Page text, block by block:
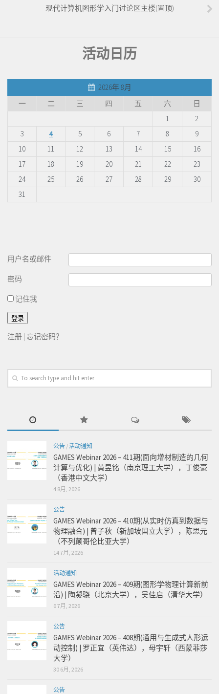
现代计算机图形学入门讨论区主楼(置顶)
活动日历
2026年 8月
一
二 三 四 五 六
日
1
2
3
4 5 6 7 8
9
10
11 12 13 14 15
16
17
18 19 20 21 22
23
24
25 26 27 28 29
30
31
用户名或邮件
密码
记住我
注册 | 忘记密码？
公告 /活动通知
GAMES Webinar 2026 – 411期(面向增材制造的几何
计算与优化) | 黄昱铭（南京理工大学），丁俊豪
（香港中文大学）
4 8月, 2026
公告
GAMES Webinar 2026 – 410期(从实时仿真到数据与
物理融合) | 曾子秋（新加坡国立大学），陈思元
（不列颠哥伦比亚大学）
14 7月, 2026
活动通知
GAMES Webinar 2026 – 409期(图形学物理计算新前
沿) | 陶凝骁（北京大学），吴佳启（清华大学）
6 7月, 2026
公告
GAMES Webinar 2026 – 408期(通用与生成式人形运
动控制) | 罗正宜（英伟达），母宇轩（西蒙菲莎
大学）
30 6月, 2026
公告